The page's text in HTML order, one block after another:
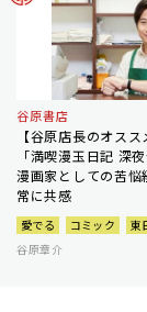
谷原書店
【谷原店長のオス
「満喫漫玉日記 深
漫画家としての苦悩
常に共感
愛でる コミック
東
谷原章介